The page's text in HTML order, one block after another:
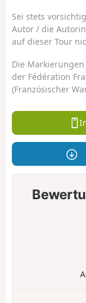
Sei stets
Autor / die
auf dieser Tour
Die
der Fédération
(Französischer